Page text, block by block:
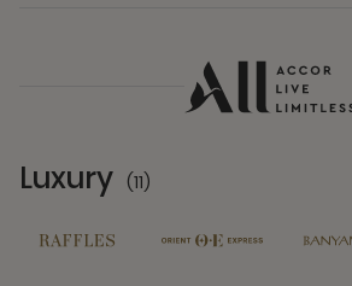
Luxury (11)